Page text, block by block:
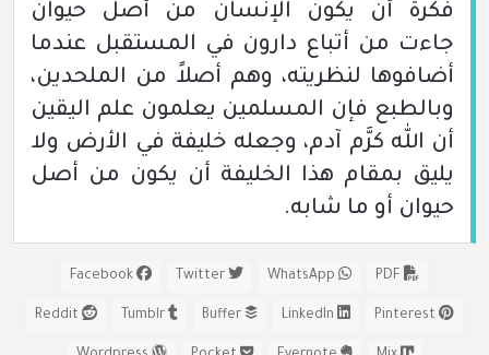
فكرة أن يكون الإنسان من أصل حيوان
جاءت من أتباع دارون في المستقبل عندما
أضافوها لنظريته، وهم أصلاً من الملحدين،
وبالطبع فإن المسلمين يعلمون علم اليقين
أن الله كرَّم آدم، وجعله خليفة في الأرض ولا
يليق بمقام هذا الخليفة أن يكون من أصل
حيوان أو ما شابه.